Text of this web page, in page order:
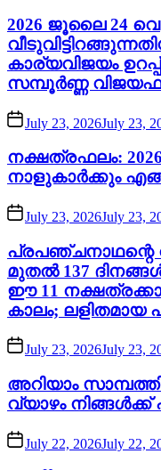
2026 ജൂലൈ 24
കാര്യവിജയം
സമ്പൂർണ്ണ
July 23, 2026July 23,
നക്ഷത്രഫലം:
നാളുകാർക്കും
July 23, 2026July 23,
മുതൽ 137
ഈ 11
കാലം; ലളിതമായ
July 23, 2026July 23,
അറിയാം
വ്യാഴം
July 22, 2026July 22,